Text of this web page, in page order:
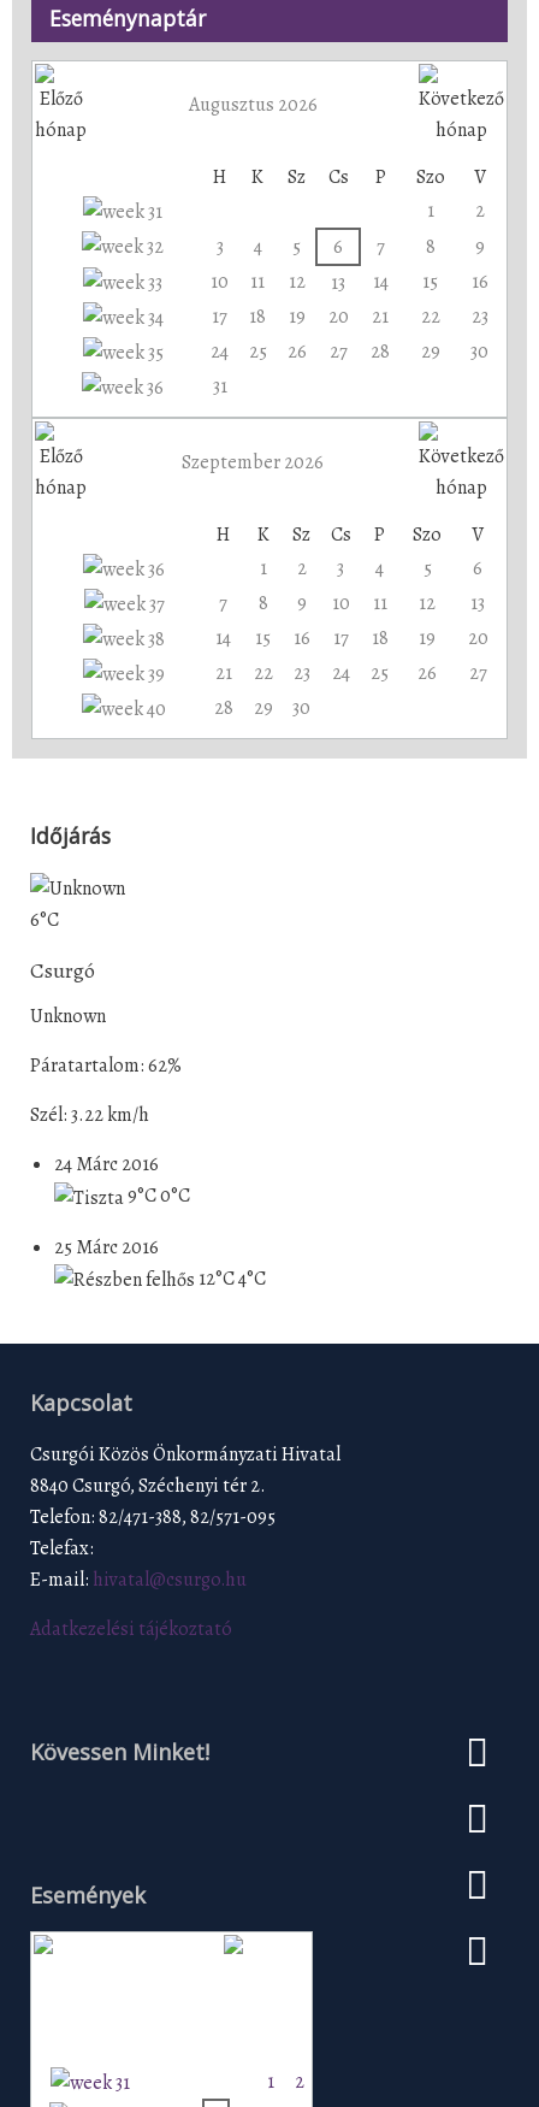
Eseménynaptár
Augusztus 2026
H K Sz Cs P Szo
V
1
2
3
4 5 6 7 8
9
10
11 12 13 14 15
16
17
18 19 20 21 22
23
24
25 26 27 28 29
30
31
Szeptember 2026
H K Sz Cs P Szo
V
1
2 3 4 5
6
7
8 9 10 11 12
13
14
15 16 17 18 19
20
21
22 23 24 25 26
27
28
29 30
Időjárás
6°C
Csurgó
Unknown
Páratartalom: 62%
Szél: 3.22 km/h
24 Márc 2016
9°C0°C
25 Márc 2016
12°C4°C
Kapcsolat
Csurgói Közös Önkormányzati Hivatal
8840 Csurgó, Széchenyi tér 2.
Telefon: 82/471-388, 82/571-095
Telefax:
E-mail: hivatal@csurgo.hu
Adatkezelési tájékoztató
Kövessen Minket!
Események
1
2